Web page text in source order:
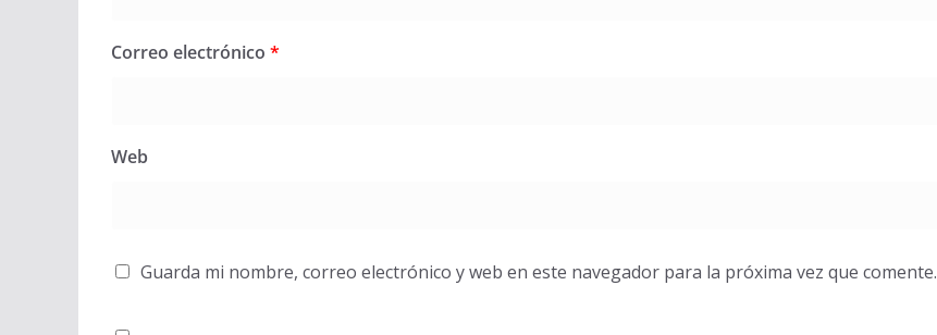
Correo electrónico *
Web
Guarda mi nombre, correo electrónico y web en este navegador para la próxima vez que comente.